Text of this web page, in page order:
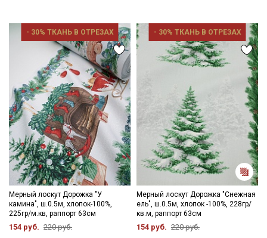
- 30% ТКАНЬ В ОТРЕЗАХ
Мерный лоскут Дорожка "У
камина", ш.0.5м, хлопок-100%,
225гр/м.кв, раппорт 63см
154 руб. 220 руб.
- 30% ТКАНЬ В ОТРЕЗАХ
Мерный лоскут Дорожка "Снежная
ель", ш.0.5м, хлопок -100%, 228гр/
кв.м, раппорт 63см
154 руб. 220 руб.